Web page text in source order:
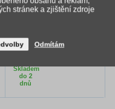
Skladem
do 2
dnů
stránek a zjištění zdroje
Odmítám